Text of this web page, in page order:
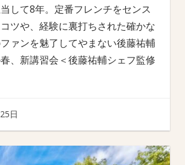
して8年。定番フレンチをセンス
ツや、経験に裏打ちされた確かな
ァンを魅了してやまない後藤祐輔
、新講習会＜後藤祐輔シェフ監修
日